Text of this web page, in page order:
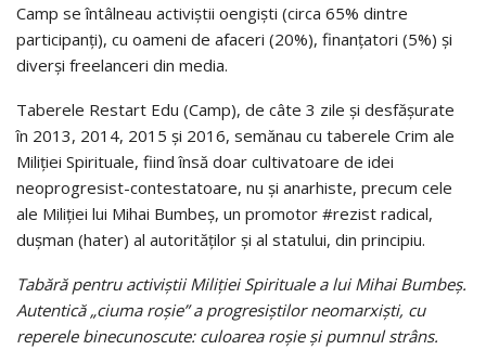
Camp se întâlneau activiştii oengişti (circa 65% dintre
participanţi), cu oameni de afaceri (20%), finanţatori (5%) şi
diverşi freelanceri din media.
Taberele Restart Edu (Camp), de câte 3 zile şi desfăşurate
în 2013, 2014, 2015 şi 2016, semănau cu taberele Crim ale
Miliţiei Spirituale, fiind însă doar cultivatoare de idei
neoprogresist-contestatoare, nu şi anarhiste, pre­cum cele
ale Miliţiei lui Mihai Bumbeş, un promotor #rezist radical,
duşman (hater) al autorităţilor şi al statului, din principiu.
Tabără pentru activiștii Miliţiei Spirituale a lui Mihai Bumbeş.
Autentică „ciuma roșie” a progresiștilor neomarxiști, cu
reperele binecunoscute: culoarea roșie și pumnul strâns.